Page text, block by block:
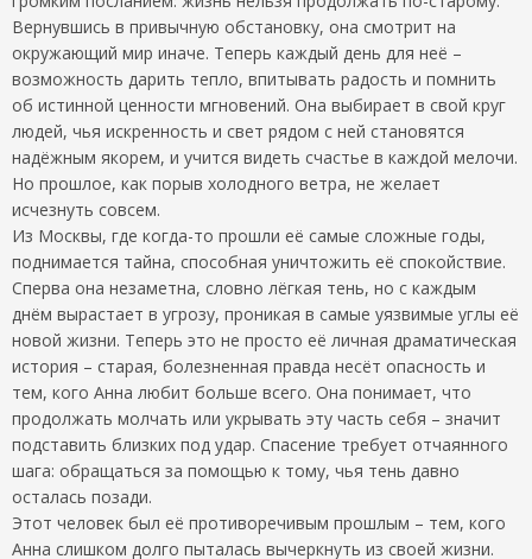
Вернувшись в привычную обстановку, она смотрит на
окружающий мир иначе. Теперь каждый день для неё –
возможность дарить тепло, впитывать радость и помнить
об истинной ценности мгновений. Она выбирает в свой круг
людей, чья искренность и свет рядом с ней становятся
надёжным якорем, и учится видеть счастье в каждой мелочи.
Но прошлое, как порыв холодного ветра, не желает
исчезнуть совсем.
Из Москвы, где когда-то прошли её самые сложные годы,
поднимается тайна, способная уничтожить её спокойствие.
Сперва она незаметна, словно лёгкая тень, но с каждым
днём вырастает в угрозу, проникая в самые уязвимые углы её
новой жизни. Теперь это не просто её личная драматическая
история – старая, болезненная правда несёт опасность и
тем, кого Анна любит больше всего. Она понимает, что
продолжать молчать или укрывать эту часть себя – значит
подставить близких под удар. Спасение требует отчаянного
шага: обращаться за помощью к тому, чья тень давно
осталась позади.
Этот человек был её противоречивым прошлым – тем, кого
Анна слишком долго пыталась вычеркнуть из своей жизни.